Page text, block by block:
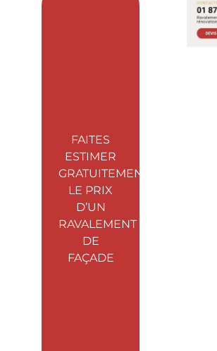
FAITES
ESTIMER
GRATUITEMENT
LE PRIX
D’UN
RAVALEMENT
DE
FAÇADE